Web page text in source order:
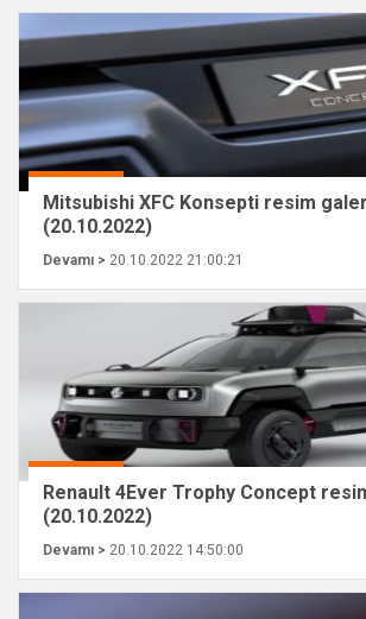
Mitsubishi XFC Konsepti resim
(20.10.2022)
Devamı > 20.10.2022 21:00:21
Renault 4Ever Trophy Concept
(20.10.2022)
Devamı > 20.10.2022 14:50:00